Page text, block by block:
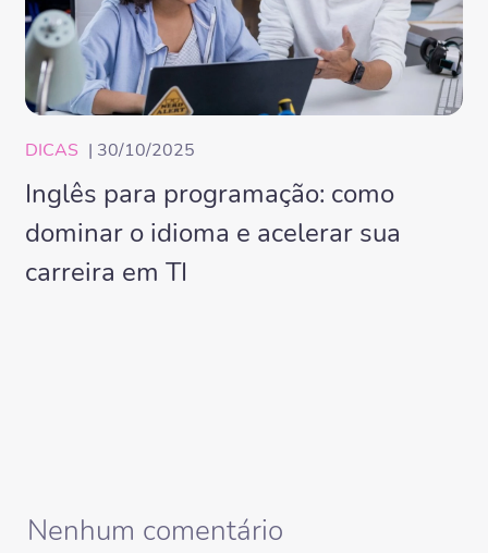
DICAS | 30/10/2025
Inglês para programação: como
dominar o idioma e acelerar sua
carreira em TI
Nenhum comentário